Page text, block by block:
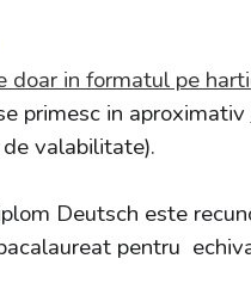
doar in formatul pe
primesc in aproximativ
valabilitate).
Deutsch este
pentru